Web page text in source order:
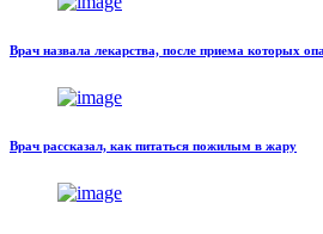
Врач назвала лекарства, после приема которых
Врач рассказал, как питаться пожилым в жару